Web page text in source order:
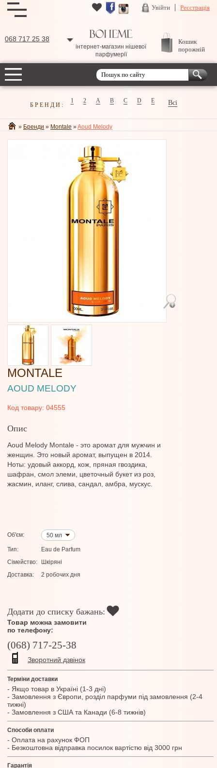
Увійти Реєстрація
068 717 25 38
інтернет-магазин нішевої
парфумерії
Кошик
порожній
БРЕНДИ:
1 2 A B C D E Всі
» Бренди » Montale »Aoud Melody
MONTALE
AOUD MELODY
Код товару: 04555
Опис
Aoud Melody Montale - это аромат для мужчин и
женщин. Это новый аромат, выпущен в 2014.
Ноты: удовый аккорд, кож, пряная гвоздика,
шафран, смол элеми, цветочный букет из роз,
жасмин, иланг, слива, сандал, амбра, мускус.
Об'єм: 50 мл
Тип:
Eau de Parfum
Сімейство:
Шкіряні
Доставка:
2 робочих дня
Додати до списку бажань:
Товар можна замовити
по телефону:
(068) 717-25-38
Зворотний дзвінок
Терміни доставки
- Якщо товар в Україні (1-3 дні)
- Замовлення з Європи, розділ парфуми під замовлення (2-4
тижні)
- Замовлення з США та Канади (6-8 тижнів)
Способи оплати
- Оплата на рахунок ФОП
- Безкоштовна відправка посилок вартістю від 3000 грн
Гарантія